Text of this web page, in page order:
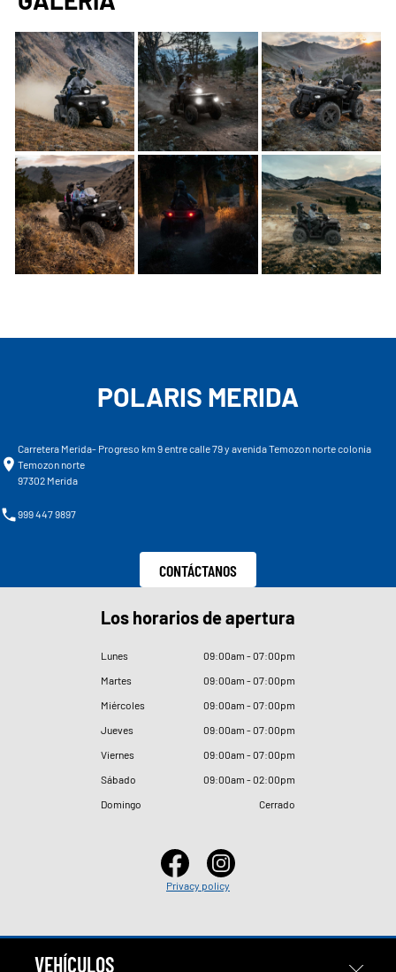
POLARIS MERIDA
Carretera Merida- Progreso km 9 entre calle 79 y avenida Temozon norte colonia
Temozon norte
97302 Merida
999 447 9897
CONTÁCTANOS
Los horarios de apertura
Lunes 09:00am - 07:00pm
Martes
09:00am - 07:00pm
Miércoles
09:00am - 07:00pm
Jueves
09:00am - 07:00pm
Viernes
09:00am - 07:00pm
Sábado
09:00am - 02:00pm
Domingo
Cerrado
Privacy policy
VEHÍCULOS